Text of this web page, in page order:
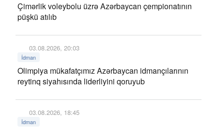
Çimərlik voleybolu üzrə Azərbaycan çempionatının
püşkü atılıb
03.08.2026, 20:03
İdman
Olimpiya mükafatçımız Azərbaycan idmançılarının
reytinq siyahısında liderliyini qoruyub
03.08.2026, 18:45
İdman